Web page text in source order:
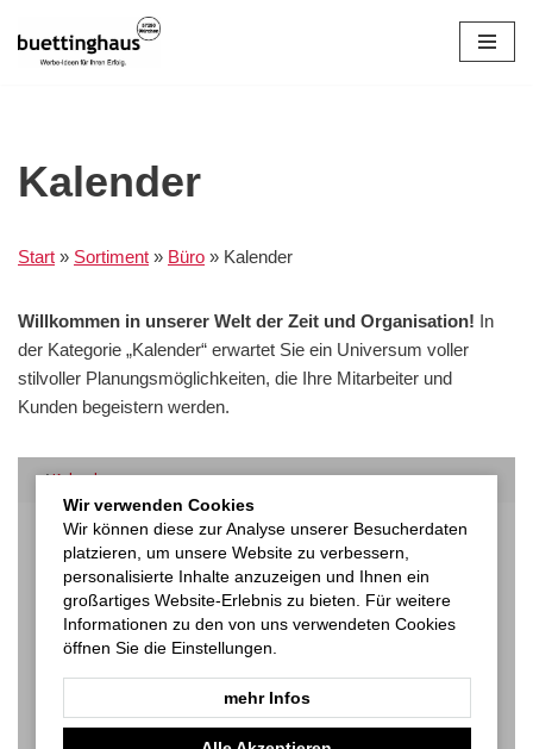
Zum
Kalender
Start » Sortiment » Büro » Kalender
Willkommen in unserer Welt der Zeit und Organisation! In
der Kategorie „Kalender“ erwartet Sie ein Universum voller
stilvoller Planungsmöglichkeiten, die Ihre Mitarbeiter und
Kunden begeistern werden.